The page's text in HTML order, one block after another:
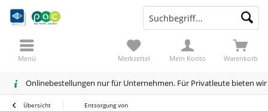
Onlinebestellungen nur für Unternehmen. Für Privatleute bieten
Warenkorb
Merkzettel Mein Konto
Menü
Übersicht Entsorgung von